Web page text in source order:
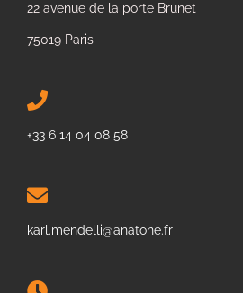
22 avenue de la porte Brunet
75019 Paris
+33 6 14 04 08 58
karl.mendelli@anatone.fr